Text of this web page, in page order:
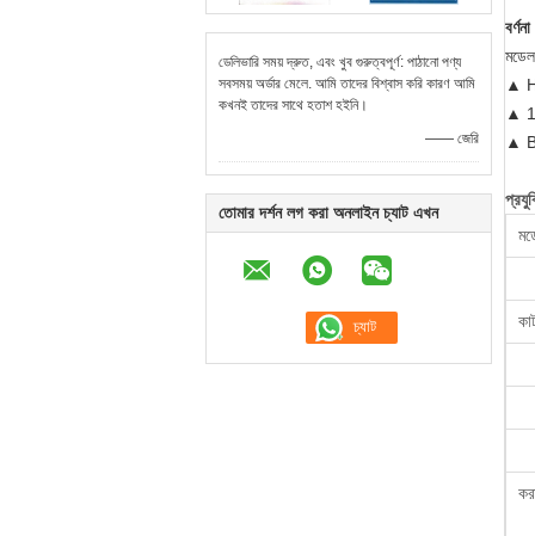
ডেলিভারি সময় দ্রুত, এবং খুব গুরুত্বপূর্ণ: পাঠানো পণ্য
সবসময় অর্ডার মেলে. আমি তাদের বিশ্বাস করি কারণ আমি
কখনই তাদের সাথে হতাশ হইনি।
—— জেরি
তোমার দর্শন লগ করা অনলাইন চ্যাট এখন
বর্ণনা
▲
▲
▲